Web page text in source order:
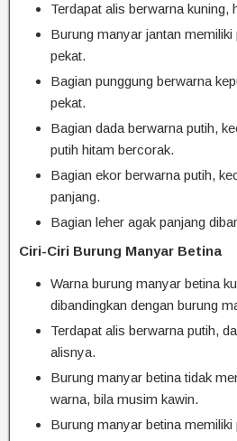
Terdapat alis berwarna kuning,
Burung manyar jantan
pekat.
Bagian punggung berwarna
pekat.
Bagian dada berwarna putih,
putih hitam bercorak.
Bagian ekor berwarna putih,
panjang.
Bagian leher agak panjang
Ciri-Ciri Burung Manyar Betina
Warna burung manyar betina
dibandingkan dengan burung
Terdapat alis berwarna putih,
alisnya.
Burung manyar betina tidak
warna, bila musim kawin.
Burung manyar betina memiliki